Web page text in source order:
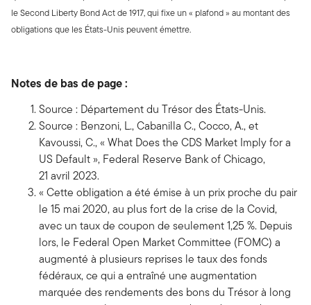
le Second Liberty Bond Act de 1917, qui fixe un « plafond » au montant des
obligations que les États-Unis peuvent émettre.
Notes de bas de page :
Source : Département du Trésor des États-Unis.
Source : Benzoni, L., Cabanilla C., Cocco, A., et
Kavoussi, C., « What Does the CDS Market Imply for a
US Default », Federal Reserve Bank of Chicago,
21 avril 2023.
« Cette obligation a été émise à un prix proche du pair
le 15 mai 2020, au plus fort de la crise de la Covid,
avec un taux de coupon de seulement 1,25 %. Depuis
lors, le Federal Open Market Committee (FOMC) a
augmenté à plusieurs reprises le taux des fonds
fédéraux, ce qui a entraîné une augmentation
marquée des rendements des bons du Trésor à long